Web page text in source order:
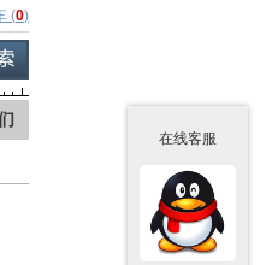
(0)
在线客服